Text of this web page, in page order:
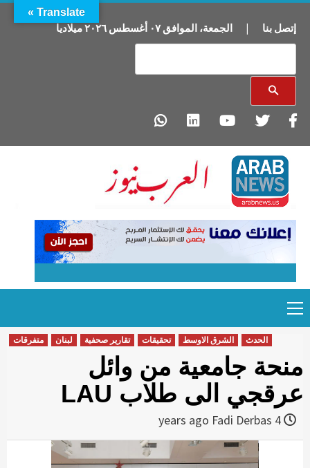
إتصل بنا | الجمعة، الموافق٠٧ أغسطس ٢٠٢٦ميلاديا
to
content
Menu
الحدث الشرق الاوسط تحقيقات تقارير صحفية لبنان متفرقات
منحة جامعية من وائل
عرقجي الى طلاب LAU
Fadi Derbas
Translate »